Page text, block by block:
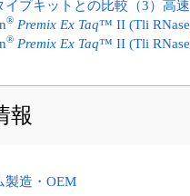
イプキットとの比較（3）高
® Premix Ex Taq™ II (Tli
® Premix Ex Taq™ II (Tli
報
製造・OEM